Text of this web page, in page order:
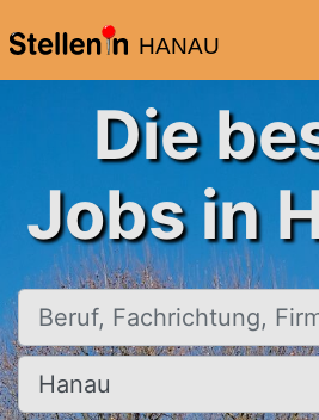
HANAU
Die
Jobs in
Beruf, Fachrichtung, Firma
Ort, Stadt